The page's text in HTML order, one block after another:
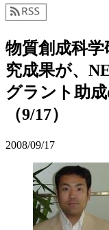
物質創成科
究成果が、
グラント助
（9/17）
2008/09/17